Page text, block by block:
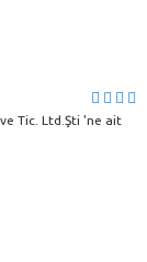
Tic. Ltd.Şti 'ne ait
Tic.Ltd.Şti